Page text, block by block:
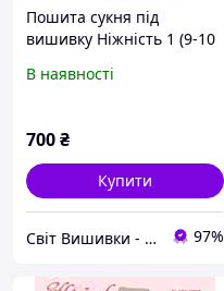
Пошита сукня під
вишивку Ніжність 1 (9-10
В наявності
700₴
Купити
Світ Вишивки - Магазин товарів для рукоділля 97%